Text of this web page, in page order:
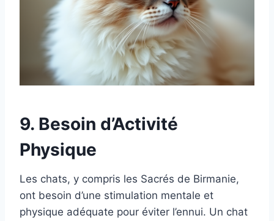
9. Besoin d’Activité
Physique
Les chats, y compris les Sacrés de Birmanie,
ont besoin d’une stimulation mentale et
physique adéquate pour éviter l’ennui. Un chat